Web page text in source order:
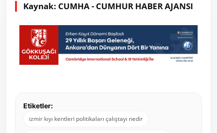
Kaynak: CUMHA - CUMHUR HABER AJANSI
Etiketler:
izmir kıyı kentleri politikaları çalıştayı nedir